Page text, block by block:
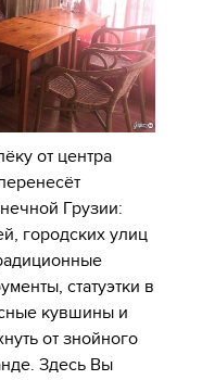
от центра
Грузии:
городских улиц
статуэтки в
кувшины и
от знойного
Здесь Вы